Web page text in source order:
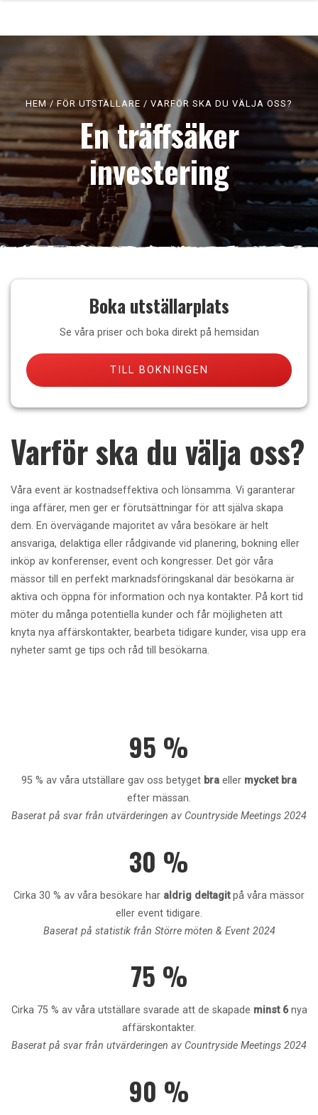
HEM / FÖR UTSTÄLLARE / VARFÖR SKA DU VÄLJA OSS?
En träffsäker
investering
Boka utställarplats
Se våra priser och boka direkt på hemsidan
TILL BOKNINGEN
Varför ska du välja oss?
Våra event är kostnadseffektiva och lönsamma. Vi garanterar
inga affärer, men ger er förutsättningar för att själva skapa
dem. En övervägande majoritet av våra besökare är helt
ansvariga, delaktiga eller rådgivande vid planering, bokning eller
inköp av konferenser, event och kongresser. Det gör våra
mässor till en perfekt marknadsföringskanal där besökarna är
aktiva och öppna för information och nya kontakter. På kort tid
möter du många potentiella kunder och får möjligheten att
knyta nya affärskontakter, bearbeta tidigare kunder, visa upp era
nyheter samt ge tips och råd till besökarna.
95 %
95 % av våra utställare gav oss betyget bra eller mycket bra
efter mässan.
Baserat på svar från utvärderingen av Countryside Meetings 2024
30 %
Cirka 30 % av våra besökare har aldrig deltagitpå våra mässor
eller event tidigare.
Baserat på statistik från Större möten & Event 2024
75 %
Cirka 75 % av våra utställare svarade att de skapade minst 6nya
affärskontakter.
Baserat på svar från utvärderingen av Countryside Meetings 2024
90 %